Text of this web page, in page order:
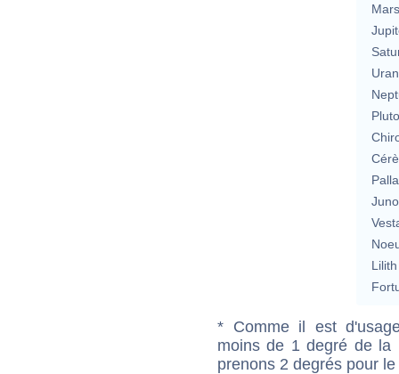
Mars
Lilith
* Comme il est
moins de 1 degré de la
prenons 2 degrés pour